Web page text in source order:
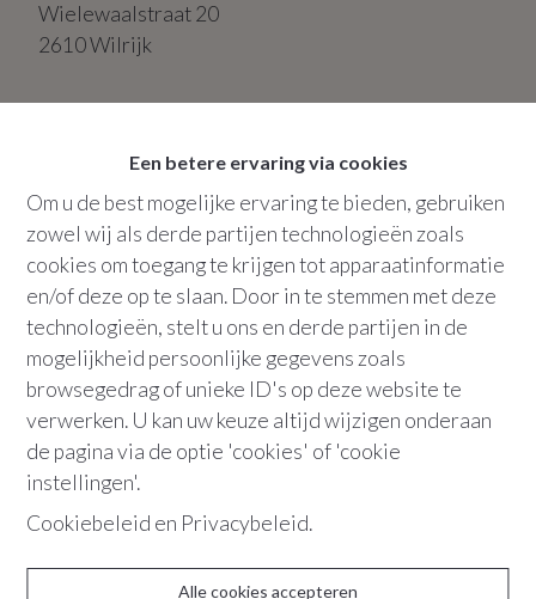
Een betere ervaring via cookies
Om u de best mogelijke ervaring te bieden, gebruiken
zowel wij als derde partijen technologieën zoals
cookies om toegang te krijgen tot apparaatinformatie
en/of deze op te slaan. Door in te stemmen met deze
technologieën, stelt u ons en derde partijen in de
mogelijkheid persoonlijke gegevens zoals
browsegedrag of unieke ID's op deze website te
verwerken. U kan uw keuze altijd wijzigen onderaan
de pagina via de optie 'cookies' of 'cookie
instellingen'.
Cookiebeleid en Privacybeleid.
Alle cookies accepteren
Wielewaalstraat20
2610Wilrijk
+32 486 36 21 10
"Deze moderne en tijdloos ingerichte
polyvalente ruimte biedt een
aantrekkelijke en veelzijdige werkplek.
Het, biedt de perfecte omgeving voor
een breed scala aan professionele
activiteiten, of het nu gaat om
uitoefenen van een praktijk. De nadruk